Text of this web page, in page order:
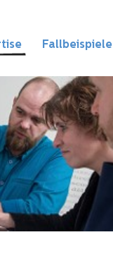
Fallbeispiele